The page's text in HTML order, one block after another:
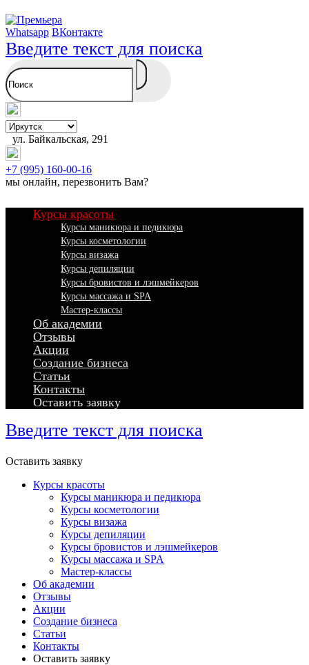
Whatsapp ВКонтакте
Введите текст для поиска
ул. Байкальская, 291
+7 (995) 160-00-16
мы онлайн, перезвонить Вам?
Курсы красоты
Курсы маникюра и педикюра
Курсы косметологии
Курсы визажа
Курсы депиляции
Курсы бровистов и лэшмейкеров
Курсы массажа и SPA
Мастер-классы
Об академии
Отзывы
Акции
Создание бизнеса
Статьи
Контакты
Оставить заявку
Введите текст для поиска
Оставить заявку
Курсы красоты
Курсы маникюра и педикюра
Курсы косметологии
Курсы визажа
Курсы депиляции
Курсы бровистов и лэшмейкеров
Курсы массажа и SPA
Мастер-классы
Об академии
Отзывы
Акции
Создание бизнеса
Статьи
Контакты
Оставить заявку